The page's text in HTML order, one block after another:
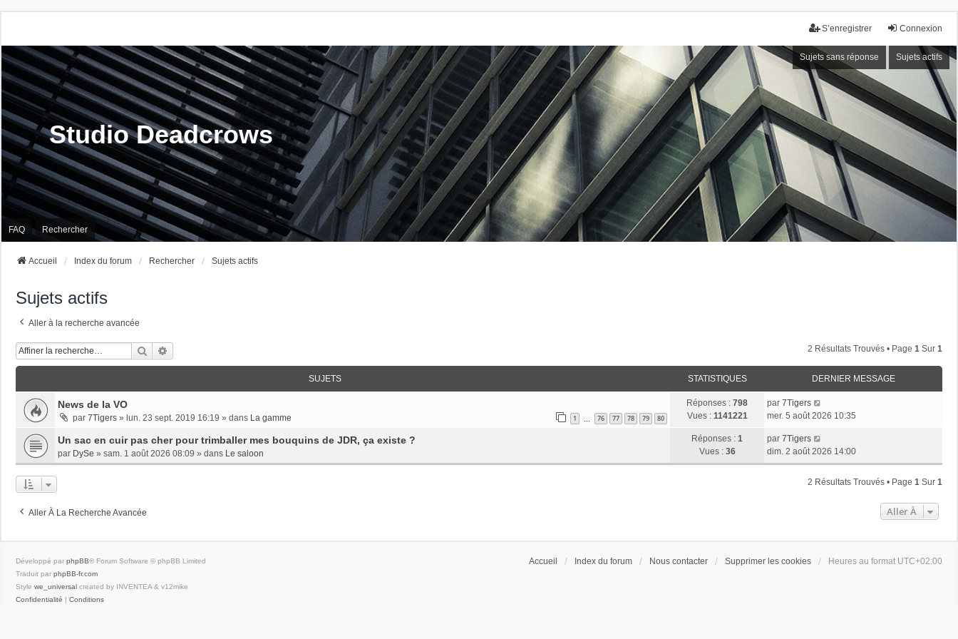
Connexion
S’enregistrer
Sujets sans réponse Sujets actifs
Studio Deadcrows
FAQ Rechercher
Accueil Index du forum Rechercher Sujets actifs
Sujets actifs
Aller à la recherche avancée
Rechercher 2 Résultats Trouvés • Page 1 Sur 1
SUJETS STATISTIQUES DERNIER MESSAGE
News de la VO
par 7Tigers » lun. 23 sept. 2019 16:19 » dans La gamme 1 76 77 78 79 80
Réponses : 798
Vues : 1141221
par 7Tigers
mer. 5 août 2026 10:35
Un sac en cuir pas cher pour trimballer mes bouquins de JDR, ça existe ?
par DySe » sam. 1 août 2026 08:09 » dans Le saloon
Réponses : 1
Vues : 36
par 7Tigers
dim. 2 août 2026 14:00
2 Résultats Trouvés • Page 1 Sur 1
Aller À La Recherche Avancée Aller À
Accueil Index du forum Nous contacter Supprimer les cookies Heures au format UTC+02:00
Développé par phpBB® Forum Software © phpBB Limited
Traduit par phpBB-fr.com
Style we_universal created by INVENTEA & v12mike
Confidentialité | Conditions